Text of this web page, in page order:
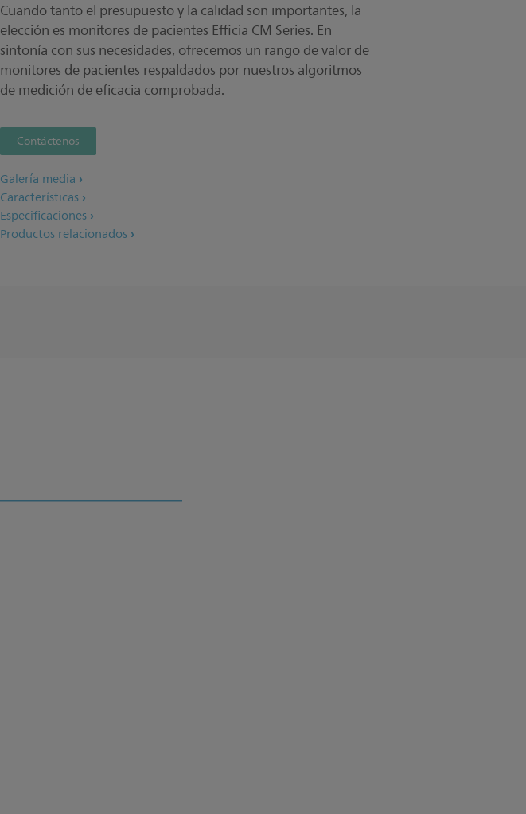
cookies y aceptar el siguiente tipo de cookies de preferencia
Haga clic aquí para ver y ajustar la configuración de cookies.
Gracias.
Cuando tanto el presupuesto y la calidad son importantes, la
elección es monitores de pacientes Efficia CM Series. En
sintonía con sus necesidades, ofrecemos un rango de valor de
monitores de pacientes respaldados por nuestros algoritmos
de medición de eficacia comprobada.
Contáctenos
Galería media
Características
Especificaciones
Productos relacionados